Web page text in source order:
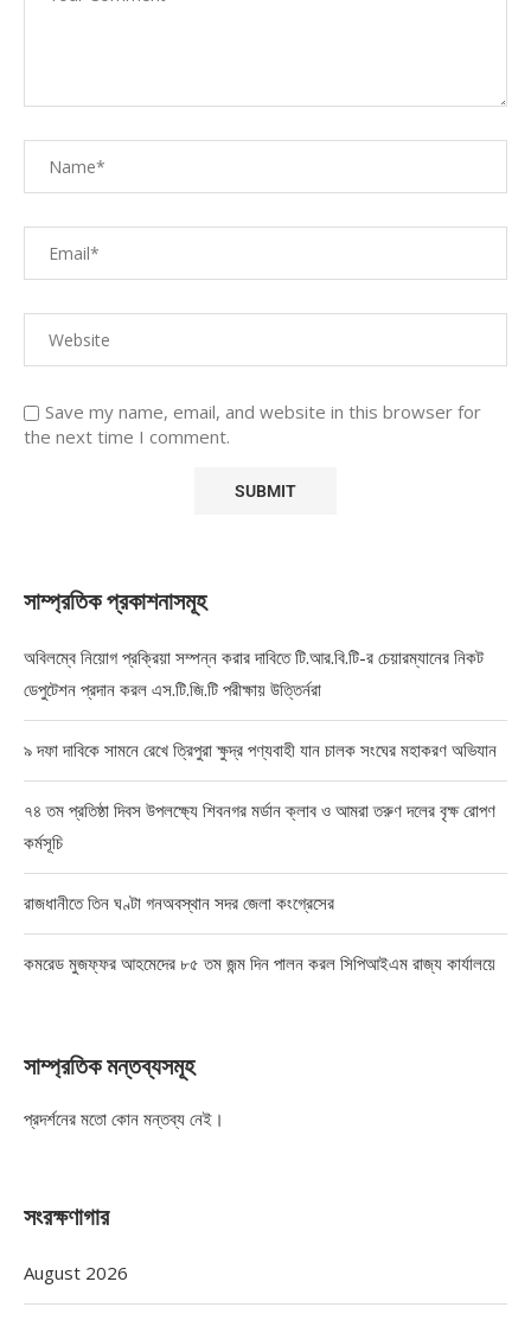
Save my name, email, and website in this browser for
the next time I comment.
সাম্প্রতিক প্রকাশনাসমূহ
অবিলম্বে নিয়োগ প্রক্রিয়া সম্পন্ন করার দাবিতে টি.আর.বি.টি-র চেয়ারম্যানের নিকট
ডেপুটেশন প্রদান করল এস.টি.জি.টি পরীক্ষায় উত্তির্নরা
৯ দফা দাবিকে সামনে রেখে ত্রিপুরা ক্ষুদ্র পণ্যবাহী যান চালক সংঘের মহাকরণ অভিযান
৭৪ তম প্রতিষ্ঠা দিবস উপলক্ষ্যে শিবনগর মর্ডান ক্লাব ও আমরা তরুণ দলের বৃক্ষ রোপণ
কর্মসূচি
রাজধানীতে তিন ঘণ্টা গনঅবস্থান সদর জেলা কংগ্রেসের
কমরেড মুজফ্ফর আহমেদের ৮৫ তম জন্ম দিন পালন করল সিপিআইএম রাজ্য কার্যালয়ে
সাম্প্রতিক মন্তব্যসমূহ
প্রদর্শনের মতো কোন মন্তব্য নেই।
সংরক্ষণাগার
August 2026